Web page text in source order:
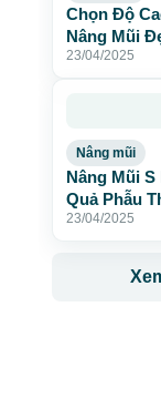
Chọn Độ
Nâng Mũi
23/04/2025
Nâng mũi
Nâng Mũi
Quả Phẫu
23/04/2025